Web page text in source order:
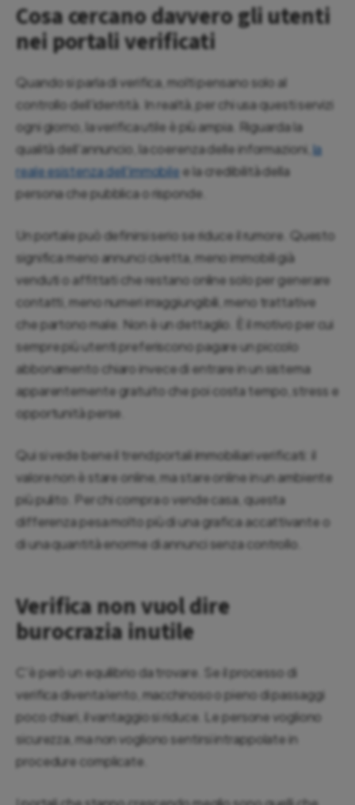
Cosa cercano davvero gli utenti
nei portali verificati
Quando si parla di verifica, molti pensano solo al
controllo dell'identità. In realtà, per chi usa questi servizi
ogni giorno, la verifica utile è più ampia. Riguarda la
qualità dell'annuncio, la coerenza delle informazioni, la
reale esistenza dell'immobilee la credibilità della
persona che pubblica o risponde.
Un portale può definirsi serio se riduce il rumore. Questo
significa meno annunci civetta, meno immobili già
venduti o affittati che restano online solo per generare
contatti, meno numeri irraggiungibili, meno trattative
che partono male. Non è un dettaglio. È il motivo per cui
sempre più utenti preferiscono pagare un piccolo
abbonamento chiaro invece di entrare in un sistema
apparentemente gratuito che poi costa tempo, stress e
opportunità perse.
Qui si vede bene il trend portali immobiliari verificati: il
valore non è stare online, ma stare online in un ambiente
più pulito. Per chi compra o vende casa, questa
differenza pesa molto più di una grafica accattivante o
di una quantità enorme di annunci senza controllo.
Verifica non vuol dire
burocrazia inutile
C'è però un equilibrio da trovare. Se il processo di
verifica diventa lento, macchinoso o pieno di passaggi
poco chiari, il vantaggio si riduce. Le persone vogliono
sicurezza, ma non vogliono sentirsi intrappolate in
procedure complicate.